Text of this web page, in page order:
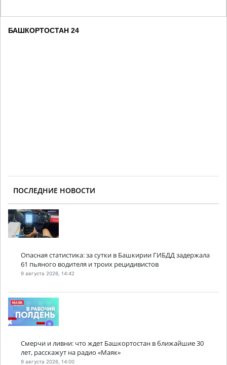
БАШКОРТОСТАН 24
ПОСЛЕДНИЕ НОВОСТИ
Опасная статистика: за сутки в Башкирии ГИБДД задержала
61 пьяного водителя и троих рецидивистов
9 августа 2026, 14:42
Смерчи и ливни: что ждет Башкортостан в ближайшие 30
лет, расскажут на радио «Маяк»
9 августа 2026, 14:00